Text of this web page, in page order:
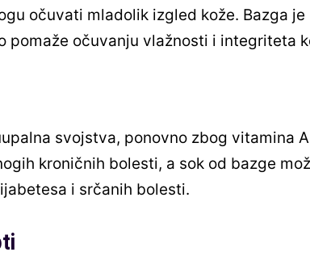
očuvati mladolik izgled kože. Bazga je
pomaže očuvanju vlažnosti i integriteta
svojstva, ponovno zbog vitamina
kroničnih bolesti, a sok od bazge
i srčanih bolesti.